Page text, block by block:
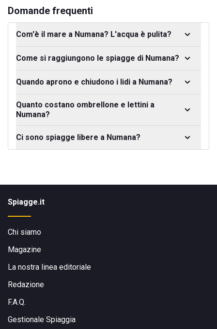
Domande frequenti
Com'è il mare a Numana? L'acqua è pulita?
Come si raggiungono le spiagge di Numana?
Quando aprono e chiudono i lidi a Numana?
Quanto costano ombrellone e lettini a
Numana?
Ci sono spiagge libere a Numana?
Spiagge.it
Chi siamo
Magazine
La nostra linea editoriale
Redazione
F.A.Q.
Gestionale Spiaggia